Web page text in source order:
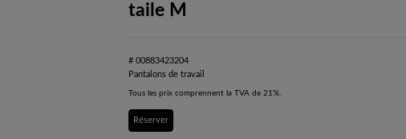
taile M
# 00883423204
Pantalons de travail
Tous les prix comprennent la TVA de 21%.
Réserver